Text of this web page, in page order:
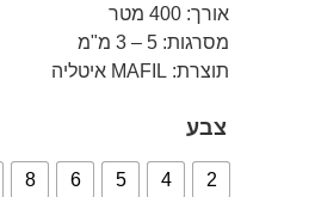
אורך: 400 מטר
מסרגות: 5 – 3 מ"מ
תוצרת: MAFIL איטליה
צבע
2
4
5
6
8